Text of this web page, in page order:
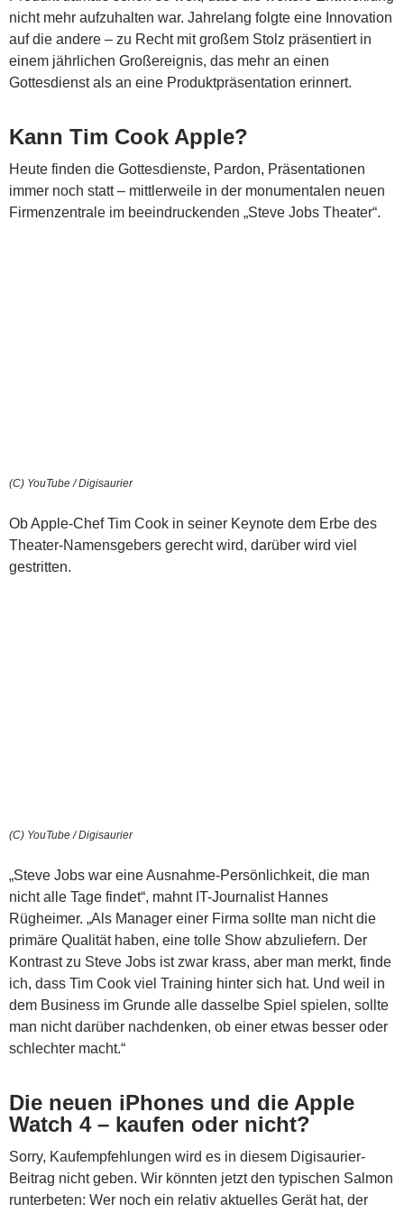
nicht mehr aufzuhalten war. Jahrelang folgte eine Innovation
auf die andere – zu Recht mit großem Stolz präsentiert in
einem jährlichen Großereignis, das mehr an einen
Gottesdienst als an eine Produktpräsentation erinnert.
Kann Tim Cook Apple?
Heute finden die Gottesdienste, Pardon, Präsentationen
immer noch statt – mittlerweile in der monumentalen neuen
Firmenzentrale im beeindruckenden „Steve Jobs Theater“.
(C) YouTube / Digisaurier
Ob Apple-Chef Tim Cook in seiner Keynote dem Erbe des
Theater-Namensgebers gerecht wird, darüber wird viel
gestritten.
(C) YouTube / Digisaurier
„Steve Jobs war eine Ausnahme-Persönlichkeit, die man
nicht alle Tage findet“, mahnt IT-Journalist Hannes
Rügheimer. „Als Manager einer Firma sollte man nicht die
primäre Qualität haben, eine tolle Show abzuliefern. Der
Kontrast zu Steve Jobs ist zwar krass, aber man merkt, finde
ich, dass Tim Cook viel Training hinter sich hat. Und weil in
dem Business im Grunde alle dasselbe Spiel spielen, sollte
man nicht darüber nachdenken, ob einer etwas besser oder
schlechter macht.“
Die neuen iPhones und die Apple
Watch 4 – kaufen oder nicht?
Sorry, Kaufempfehlungen wird es in diesem Digisaurier-
Beitrag nicht geben. Wir könnten jetzt den typischen Salmon
runterbeten: Wer noch ein relativ aktuelles Gerät hat, der